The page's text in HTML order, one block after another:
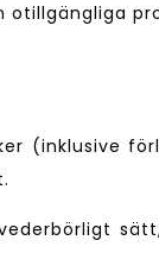
(inklusive